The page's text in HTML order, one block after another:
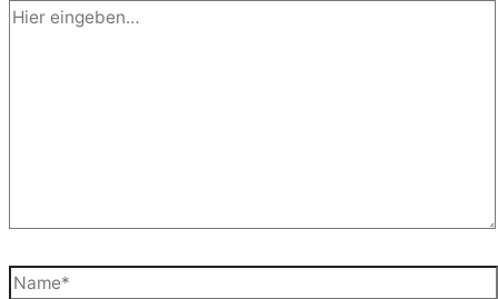
Hier
Name*